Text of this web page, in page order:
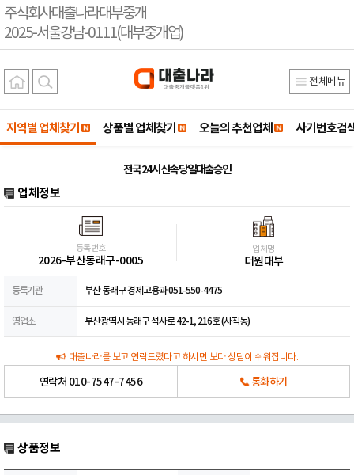
주식회사대출나라대부중개
2025-서울강남-0111(대부중개업)
전체메뉴
지역별 업체찾기 상품별 업체찾기 오늘의 추천업체 사기번호검
전국 24시 신속 당일대출승인
업체정보
등록번호
2026-부산동래구-0005
업체명
더원대부
등록기관 부산 동래구 경제고용과 051-550-4475
영업소 부산광역시 동래구 석사로 42-1, 216호 (사직동)
대출나라를 보고 연락드렸다고 하시면 보다 상담이 쉬워집니다.
연락처 010-7547-7456 통화하기
상품정보